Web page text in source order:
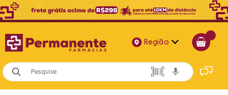
Região
Alagoas
Bahia